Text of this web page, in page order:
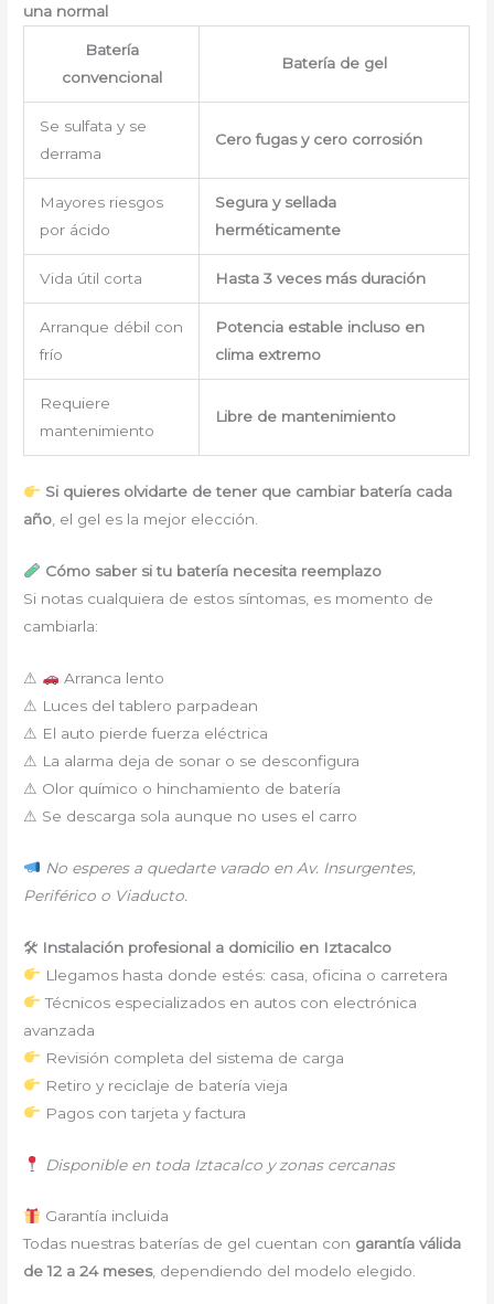
una normal
Batería
convencional
Batería de gel
Se sulfata y se
derrama
Cero fugas y cero corrosión
Mayores riesgos
por ácido
Segura y sellada
herméticamente
Vida útil corta Hasta 3 veces más duración
Arranque débil con
frío
Potencia estable incluso en
clima extremo
Requiere
mantenimiento
Libre de mantenimiento
Si quieres olvidarte de tener que cambiar batería cada
año , el gel es la mejor elección.
Cómo saber si tu batería necesita reemplazo
Si notas cualquiera de estos síntomas, es momento de
cambiarla:
⚠
Arranca lento
⚠ Luces del tablero parpadean
⚠ El auto pierde fuerza eléctrica
⚠ La alarma deja de sonar o se desconfigura
⚠ Olor químico o hinchamiento de batería
⚠ Se descarga sola aunque no uses el carro
No esperes a quedarte varado en Av. Insurgentes,
Periférico o Viaducto.
🛠 Instalación profesional a domicilio en Iztacalco
Llegamos hasta donde estés: casa, oficina o carretera
Técnicos especializados en autos con electrónica
avanzada
Revisión completa del sistema de carga
Retiro y reciclaje de batería vieja
Pagos con tarjeta y factura
Disponible en toda Iztacalco y zonas cercanas
Garantía incluida
Todas nuestras baterías de gel cuentan con garantía válida
de 12 a 24 meses, dependiendo del modelo elegido.